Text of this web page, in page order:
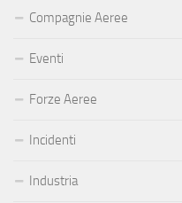
Compagnie Aeree
Eventi
Forze Aeree
Incidenti
Industria